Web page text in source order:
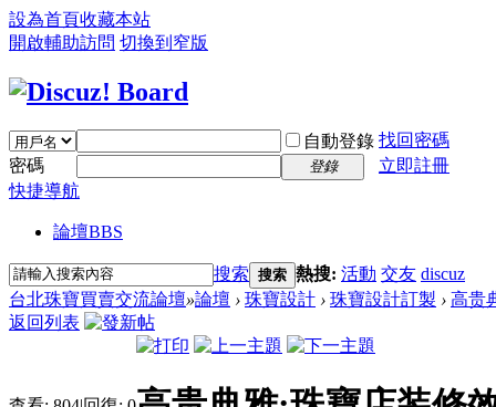
設為首頁收藏本站
開啟輔助訪問 切換到窄版
自動登錄 找回密碼
密碼
登錄
立即註冊
快捷導航
論壇BBS
搜索 搜索 熱搜: 活動 交友 discuz
台北珠寶買賣交流論壇»論壇 › 珠寶設計 › 珠寶設計訂製 › 高贵
返回列表